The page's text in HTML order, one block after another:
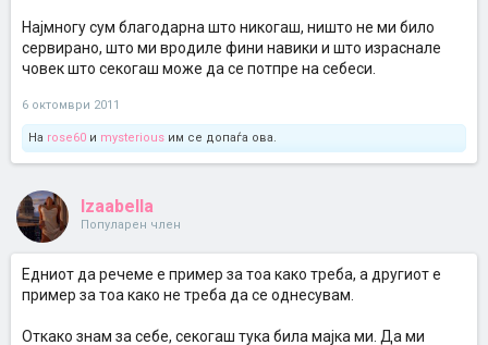
Најмногу сум благодарна што никогаш, ништо не ми било
сервирано, што ми вродиле фини навики и што израснале
човек што секогаш може да се потпре на себеси.
6 октомври 2011
На rose60 и mysterious им се допаѓа ова.
Izaabella
Популарен член
Едниот да речеме е пример за тоа како треба, а другиот е
пример за тоа како не треба да се однесувам.
Откако знам за себе, секогаш тука била мајка ми. Да ми